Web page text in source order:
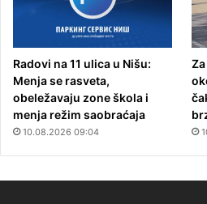
Radovi na 11 ulica u Nišu:
Menja se rasveta,
obeležavaju zone škola i
menja režim saobraćaja
10.08.2026 09:04